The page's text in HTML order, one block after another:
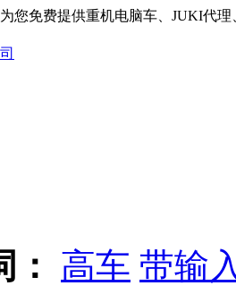
您免费提供重机电脑车、JUKI代
高车 带输